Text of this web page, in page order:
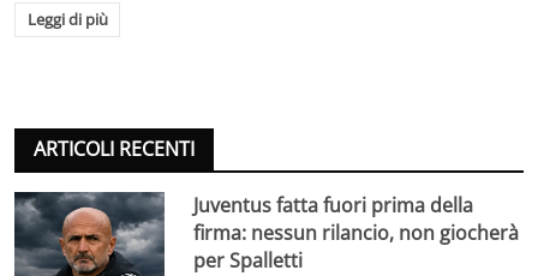
Leggi di più
ARTICOLI RECENTI
Juventus fatta fuori prima della
firma: nessun rilancio, non giocherà
per Spalletti